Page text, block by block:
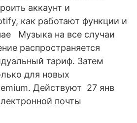
аккаунт и
как работают функции и
Музыка на все случаи
распространяется
тариф. Затем
для новых
Действуют 27 янв
почты